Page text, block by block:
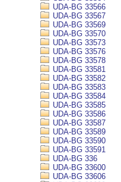
UDA-BG 33566
UDA-BG 33567
UDA-BG 33569
UDA-BG 33570
UDA-BG 33573
UDA-BG 33576
UDA-BG 33578
UDA-BG 33581
UDA-BG 33582
UDA-BG 33583
UDA-BG 33584
UDA-BG 33585
UDA-BG 33586
UDA-BG 33587
UDA-BG 33589
UDA-BG 33590
UDA-BG 33591
UDA-BG 336
UDA-BG 33600
UDA-BG 33606